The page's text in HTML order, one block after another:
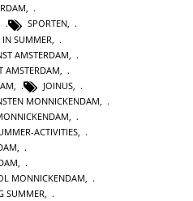
,
SPORTEN,
IN SUMMER
AMSTERDAM
AMSTERDAM
JOINUS
MONNICKENDAM
ACTIVITIES
,
MONNICKENDAM,
SUMMER,